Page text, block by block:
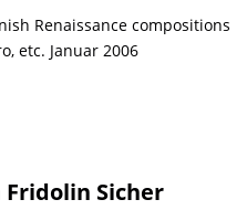
Renaissance compositions
etc. Januar 2006
Fridolin Sicher